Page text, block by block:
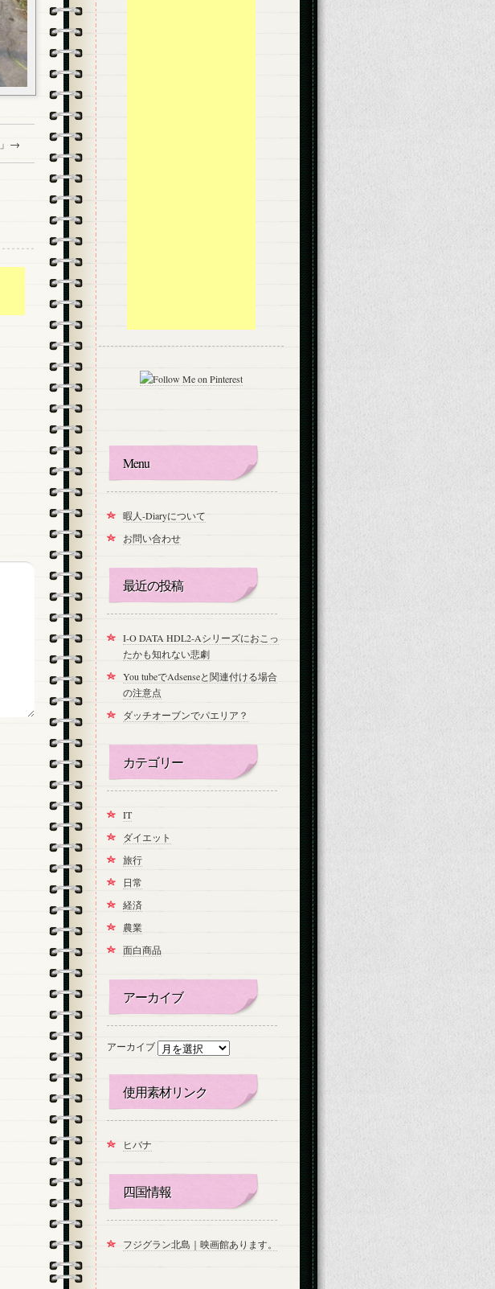
」→
Menu
暇人-Diaryについて
お問い合わせ
最近の投稿
I-O DATA HDL2-Aシリーズにおこっ
たかも知れない悲劇
You tubeでAdsenseと関連付ける場合
の注意点
ダッチオーブンでパエリア？
カテゴリー
IT
ダイエット
旅行
日常
経済
農業
面白商品
アーカイブ
アーカイブ
使用素材リンク
ヒバナ
四国情報
フジグラン北島｜映画館あります。